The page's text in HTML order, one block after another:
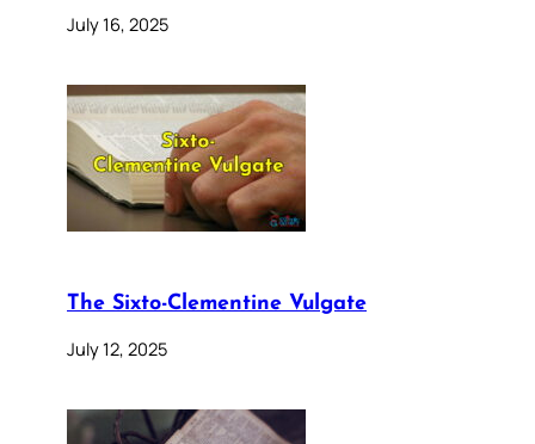
July 16, 2025
The Sixto-Clementine Vulgate
July 12, 2025